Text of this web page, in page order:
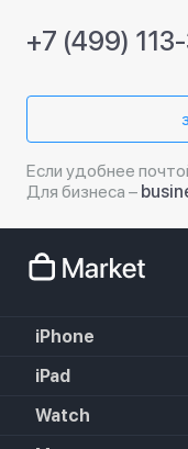
+7 (499)
Если удобнее
Для бизнеса –
iPhone
iPhone 18 Pro Max
iPhone 18
iPad
iPad Air (2022)
Watch